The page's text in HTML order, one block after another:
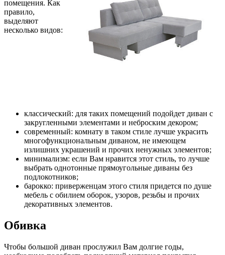
помещения. Как
правило,
выделяют
несколько видов:
классический: для таких помещений подойдет диван с
закругленными элементами и неброским декором;
современный: комнату в таком стиле лучше украсить
многофункциональным диваном, не имеющем
излишних украшений и прочих ненужных элементов;
минимализм: если Вам нравится этот стиль, то лучше
выбрать однотонные прямоугольные диваны без
подлокотников;
барокко: приверженцам этого стиля придется по душе
мебель с обилием оборок, узоров, резьбы и прочих
декоративных элементов.
Обивка
Чтобы большой диван прослужил Вам долгие годы,